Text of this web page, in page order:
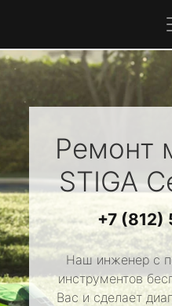
Ремонт
STIGA
+7 (812)
Наш инженер с
инструментов
Вас и сделает